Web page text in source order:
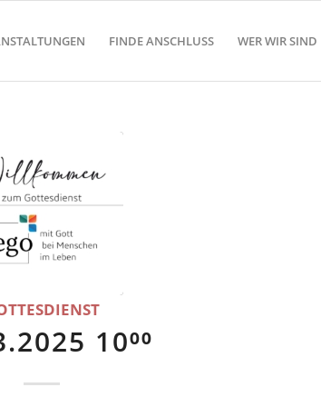
FINDE ANSCHLUSS WER WIR SIND
10⁰⁰